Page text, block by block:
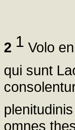
2 1 Volo
qui sunt
omnes